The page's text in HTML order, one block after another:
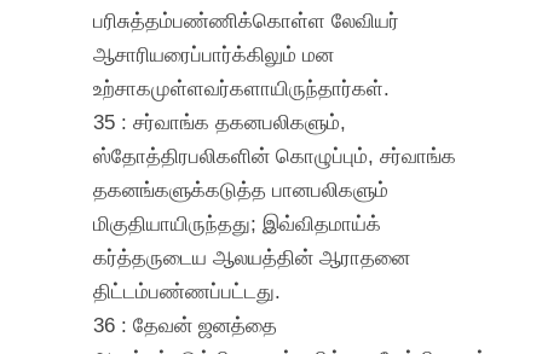
பரிசுத்தம்பண்ணிக்கொள்ள லேவியர்
ஆசாரியரைப்பார்க்கிலும் மன
உற்சாகமுள்ளவர்களாயிருந்தார்கள்.
35 : சர்வாங்க தகனபலிகளும்,
ஸ்தோத்திரபலிகளின் கொழுப்பும், சர்வாங்க
தகனங்களுக்கடுத்த பானபலிகளும்
மிகுதியாயிருந்தது; இவ்விதமாய்க்
கர்த்தருடைய ஆலயத்தின் ஆராதனை
திட்டம்பண்ணப்பட்டது.
36 : தேவன் ஜனத்தை